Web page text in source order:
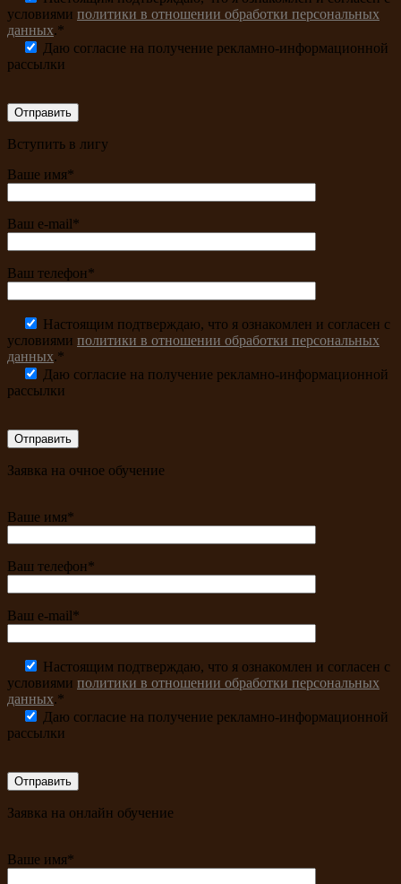
условиями политики в отношении обработки персональных
данных.*
Даю согласие на получение рекламно-информационной
рассылки
Вступить в лигу
Ваше имя*
Ваш e-mail*
Ваш телефон*
Настоящим подтверждаю, что я ознакомлен и согласен с
условиями политики в отношении обработки персональных
данных.*
Даю согласие на получение рекламно-информационной
рассылки
Заявка на очное обучение
Ваше имя*
Ваш телефон*
Ваш e-mail*
Настоящим подтверждаю, что я ознакомлен и согласен с
условиями политики в отношении обработки персональных
данных.*
Даю согласие на получение рекламно-информационной
рассылки
Заявка на онлайн обучение
Ваше имя*